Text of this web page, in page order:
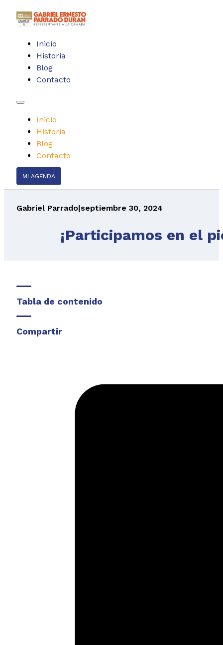
Inicio
Historia
Blog
Contacto
Inicio
Historia
Blog
Contacto
MI AGENDA
Gabriel Parrado|septiembre 30, 2024
¡Participamos en el
Tabla de contenido
Compartir